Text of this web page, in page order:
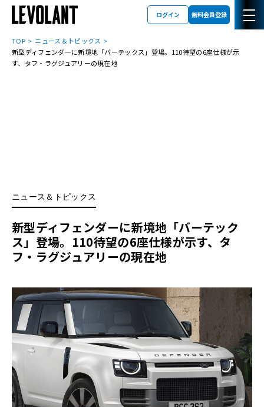
ログイン 無料会員登録
TOP
ニュース＆トピックス
新型ディフェンダーに新境地「バーテックス」登場。110待望の6座仕様が示
す、タフ・ラグジュアリーの現在地
ニュース＆トピックス
新型ディフェンダーに新境地「バーテック
ス」登場。110待望の6座仕様が示す、タ
フ・ラグジュアリーの現在地